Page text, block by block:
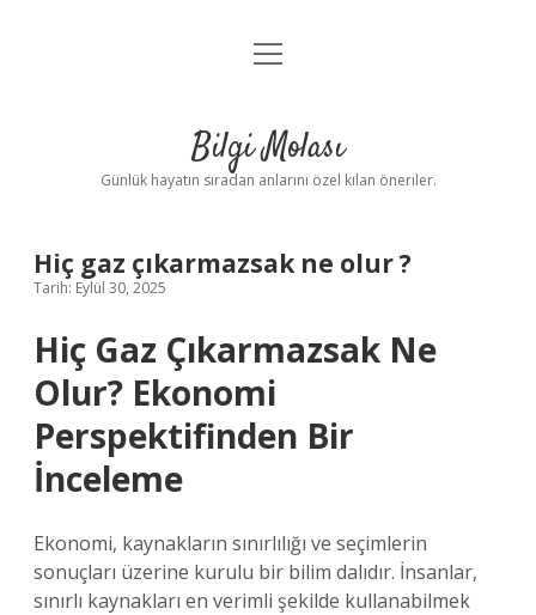
Anasayfa
Yasal Uyarı
menüyü
Bilgi Molası
Günlük hayatın sıradan anlarını özel kılan öneriler.
Hiç gaz çıkarmazsak ne olur ?
Tarih: Eylül 30, 2025
Hiç Gaz Çıkarmazsak Ne
Olur? Ekonomi
Perspektifinden Bir
İnceleme
Ekonomi, kaynakların sınırlılığı ve seçimlerin
sonuçları üzerine kurulu bir bilim dalıdır. İnsanlar,
sınırlı kaynakları en verimli şekilde kullanabilmek